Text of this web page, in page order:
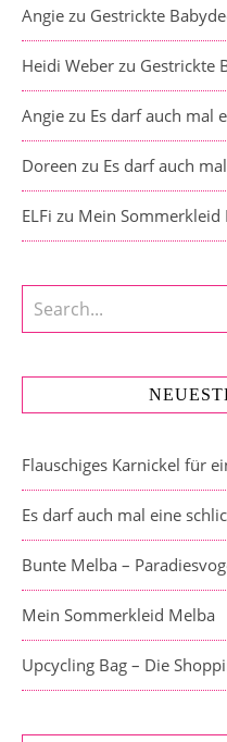
Angie zu Gestrickte
Heidi Weber zu Gestrickte
Angie zu Es darf auch mal
Doreen zu Es darf auch
ELFi zu Mein Sommerkleid
Flauschiges Karnickel für
Es darf auch mal eine
Bunte Melba –
Mein Sommerkleid Melba
Upcycling Bag – Die